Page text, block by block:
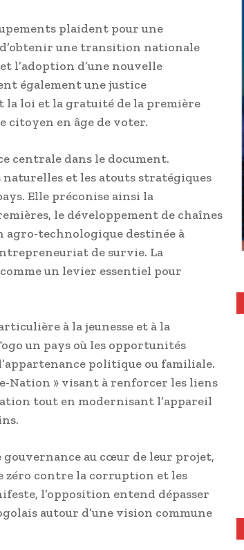
plaident pour une
une transition nationale
l’adoption d’une nouvelle
également une justice
la loi et la gratuité de la première
citoyen en âge de voter.
centrale dans le document.
naturelles et les atouts stratégiques
Elle préconise ainsi la
le développement de chaînes
technologique destinée à
de survie. La
un levier essentiel pour
à la jeunesse et à la
un pays où les opportunités
politique ou familiale.
Nation » visant à renforcer les liens
tout en modernisant l’appareil
au cœur de leur projet,
zéro contre la corruption et les
l’opposition entend dépasser
autour d’une vision commune